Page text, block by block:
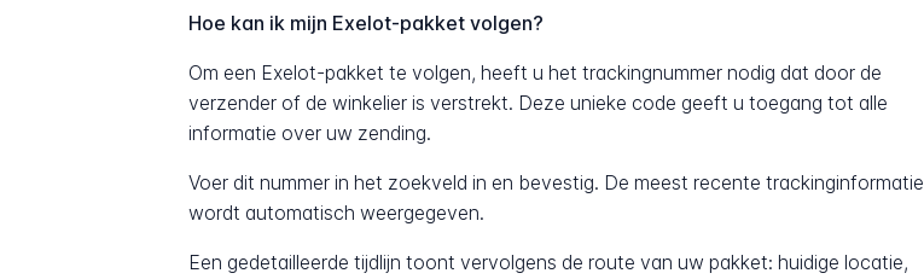
Hoe kan ik mijn Exelot-pakket volgen?
Om een Exelot-pakket te volgen, heeft u het trackingnummer nodig dat door de
verzender of de winkelier is verstrekt. Deze unieke code geeft u toegang tot alle
informatie over uw zending.
Voer dit nummer in het zoekveld in en bevestig. De meest recente trackinginformatie
wordt automatisch weergegeven.
Een gedetailleerde tijdlijn toont vervolgens de route van uw pakket: huidige locatie,